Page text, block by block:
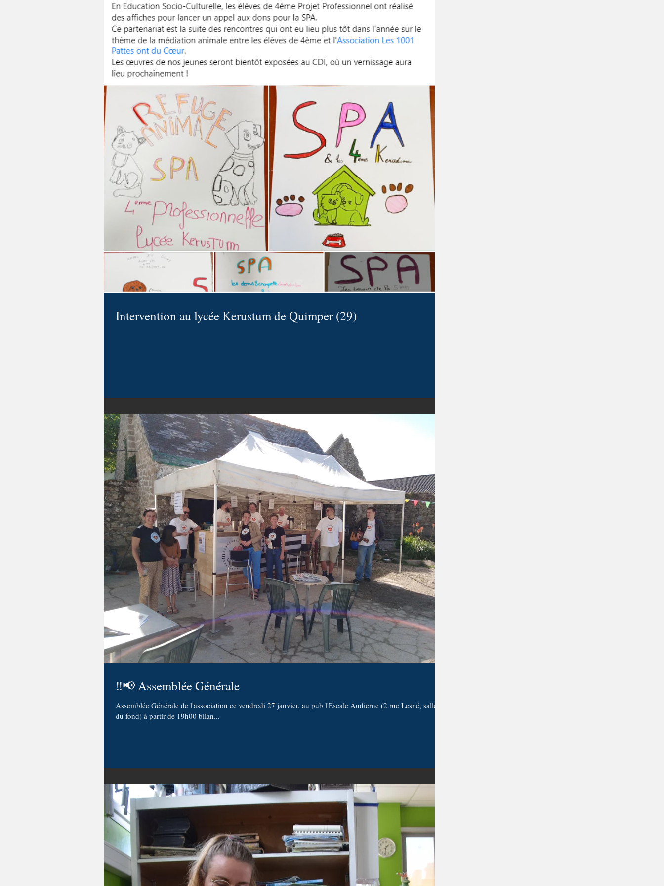
Intervention au lycée Kerustum de Quimper (29)
‼️📢 Assemblée Générale
Assemblée Générale de l'association ce vendredi 27 janvier, au pub l'Escale Audierne (2 rue Lesné, salle
du fond) à partir de 19h00 bilan...